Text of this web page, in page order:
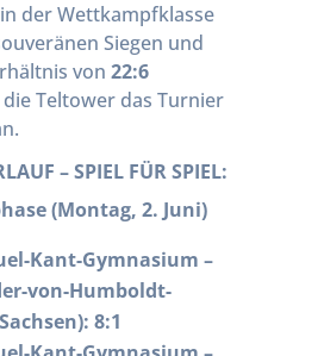
der Wettkampfklasse
Siegen und
von 22:6
Teltower das Turnier
– SPIEL FÜR SPIEL:
(Montag, 2. Juni)
Kant-Gymnasium –
von-Humboldt-
8:1